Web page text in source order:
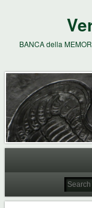
BANCA della